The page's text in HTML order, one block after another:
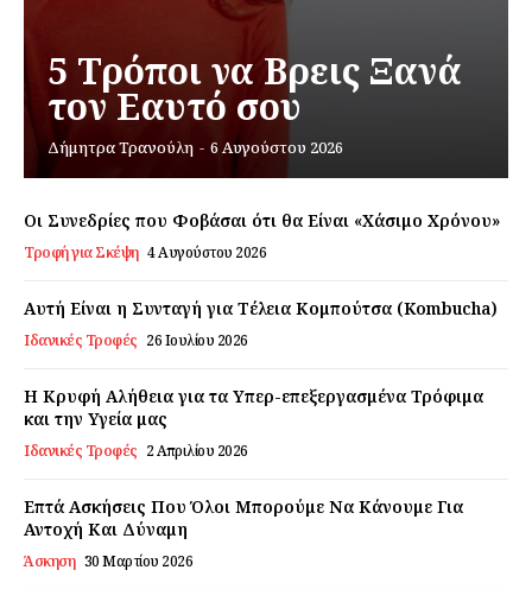
Εγγραφείτε τώρα!
Daily Food
Σχετικά με εμάς
Ο λογαριασμός μου
Επικοινωνία
5 Τρόποι να Βρεις Ξανά
τον Εαυτό σου
Δήμητρα Τρανούλη - 6 Αυγούστου 2026
Οι Συνεδρίες που Φοβάσαι ότι θα Είναι «Χάσιμο Χρόνου»
Τροφή για Σκέψη 4 Αυγούστου 2026
Αυτή Είναι η Συνταγή για Τέλεια Κομπούτσα (Kombucha)
Ιδανικές Τροφές 26 Ιουλίου 2026
Η Κρυφή Αλήθεια για τα Υπερ-επεξεργασμένα Τρόφιμα
και την Υγεία μας
Ιδανικές Τροφές 2 Απριλίου 2026
Επτά Ασκήσεις Που Όλοι Μπορούμε Να Κάνουμε Για
Αντοχή Και Δύναμη
Άσκηση 30 Μαρτίου 2026